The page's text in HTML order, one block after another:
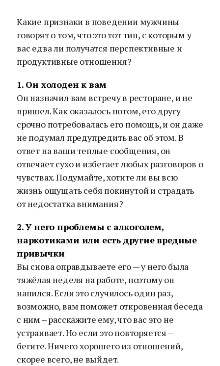
Какие признаки в поведении мужчины
говорят о том, что это тот тип, с которым у
вас едва ли получатся перспективные и
продуктивные отношения?
1. Он холоден к вам
Он назначил вам встречу в ресторане, и не
пришел. Как оказалось потом, его другу
срочно потребовалась его помощь, и он даже
не подумал предупредить вас об этом. В
ответ на ваши теплые сообщения, он
отвечает сухо и избегает любых разговоров о
чувствах. Подумайте, хотите ли вы всю
жизнь ощущать себя покинутой и страдать
от недостатка внимания?
2. У него проблемы с алкоголем,
наркотиками или есть другие вредные
привычки
Вы снова оправдываете его — у него была
тяжёлая неделя на работе, поэтому он
напился. Если это случилось один раз,
возможно, вам поможет откровенная беседа
с ним – расскажите ему, что вас это не
устраивает. Но если это повторяется –
бегите. Ничего хорошего из отношений,
скорее всего, не выйдет.